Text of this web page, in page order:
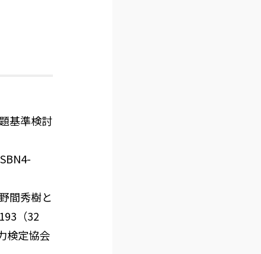
基準検討
間秀樹と
（32
検定協会